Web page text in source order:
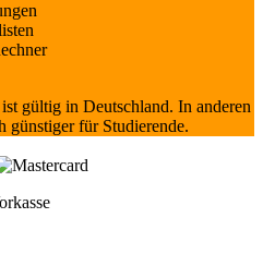
gültig in Deutschland. In anderen
günstiger für Studierende.